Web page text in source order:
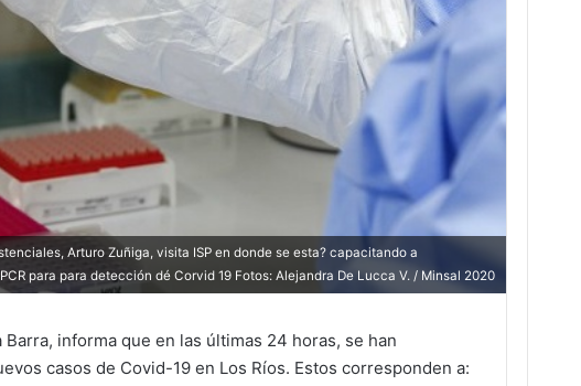
Arturo Zuñiga, visita ISP en donde se esta? capacitando a
para para detección dé Corvid 19 Fotos: Alejandra De Lucca V. / Minsal 2020
informa que en las últimas 24 horas, se han
casos de Covid-19 en Los Ríos. Estos corresponden a: